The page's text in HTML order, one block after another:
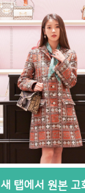
새 탭에서 원본 고